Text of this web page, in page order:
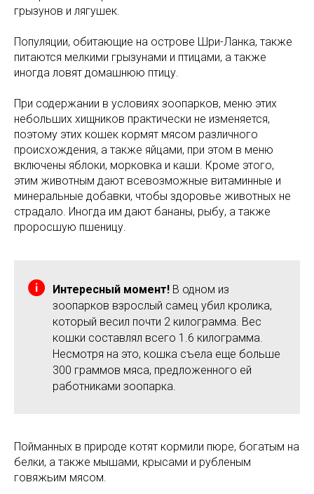
грызунов и лягушек.
Популяции, обитающие на острове Шри-Ланка, также
питаются мелкими грызунами и птицами, а также
иногда ловят домашнюю птицу.
При содержании в условиях зоопарков, меню этих
небольших хищников практически не изменяется,
поэтому этих кошек кормят мясом различного
происхождения, а также яйцами, при этом в меню
включены яблоки, морковка и каши. Кроме этого,
этим животным дают всевозможные витаминные и
минеральные добавки, чтобы здоровье животных не
страдало. Иногда им дают бананы, рыбу, а также
проросшую пшеницу.
Интересный момент! В одном из
зоопарков взрослый самец убил кролика,
который весил почти 2 килограмма. Вес
кошки составлял всего 1.6 килограмма.
Несмотря на это, кошка съела еще больше
300 граммов мяса, предложенного ей
работниками зоопарка.
Пойманных в природе котят кормили пюре, богатым на
белки, а также мышами, крысами и рубленым
говяжьим мясом.